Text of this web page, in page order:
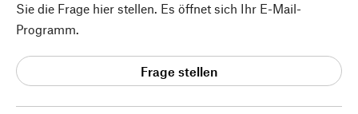
Sie die Frage hier stellen. Es öffnet sich Ihr E-Mail-
Programm.
Frage stellen